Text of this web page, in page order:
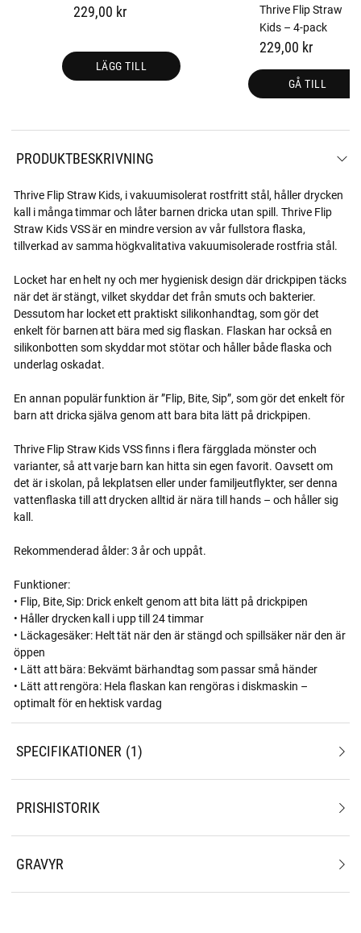
229,00 kr
LÄGG TILL
Thrive Flip Straw
Kids – 4-pack
229,00 kr
GÅ TILL
PRODUKTBESKRIVNING
Thrive Flip Straw Kids, i vakuumisolerat rostfritt stål, håller drycken
kall i många timmar och låter barnen dricka utan spill. Thrive Flip
Straw Kids VSS är en mindre version av vår fullstora flaska,
tillverkad av samma högkvalitativa vakuumisolerade rostfria stål.
Locket har en helt ny och mer hygienisk design där drickpipen täcks
när det är stängt, vilket skyddar det från smuts och bakterier.
Dessutom har locket ett praktiskt silikonhandtag, som gör det
enkelt för barnen att bära med sig flaskan. Flaskan har också en
silikonbotten som skyddar mot stötar och håller både flaska och
underlag oskadat.
En annan populär funktion är ”Flip, Bite, Sip”, som gör det enkelt för
barn att dricka själva genom att bara bita lätt på drickpipen.
Thrive Flip Straw Kids VSS finns i flera färgglada mönster och
varianter, så att varje barn kan hitta sin egen favorit. Oavsett om
det är i skolan, på lekplatsen eller under familjeutflykter, ser denna
vattenflaska till att drycken alltid är nära till hands – och håller sig
kall.
Rekommenderad ålder: 3 år och uppåt.
Funktioner:
• Flip, Bite, Sip: Drick enkelt genom att bita lätt på drickpipen
• Håller drycken kall i upp till 24 timmar
• Läckagesäker: Helt tät när den är stängd och spillsäker när den är
öppen
• Lätt att bära: Bekvämt bärhandtag som passar små händer
• Lätt att rengöra: Hela flaskan kan rengöras i diskmaskin –
optimalt för en hektisk vardag
SPECIFIKATIONER 1
PRISHISTORIK
GRAVYR